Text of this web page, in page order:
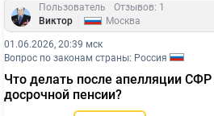
Пользователь
Отзывов: 1
Виктор
Москва
01.06.2026, 20:39 мск
Вопрос по законам страны: Россия
Что делать после апелляции
досрочной пенсии?